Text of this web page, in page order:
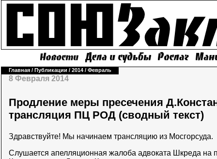
Главная / Публикации / 2014 / Февраль
8 Февраля 2014
Продление меры пресечения
трансляция ПЦ РОД (сводный текст)
Здравствуйте! Мы начинаем трансляцию из Мосгорсуда.
Слушается апелляционная жалоба адвоката Шкреда на